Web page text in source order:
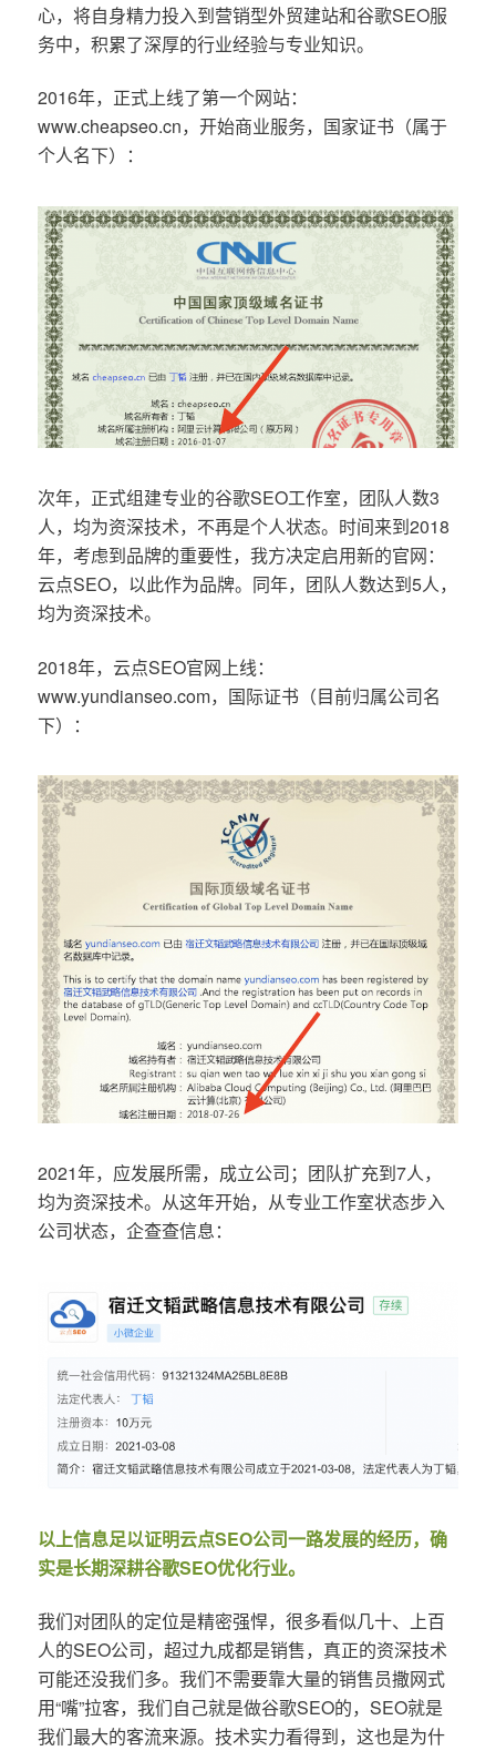
心，将自身精力投入到营销型外贸建站和谷歌SEO服
务中，积累了深厚的行业经验与专业知识。
2016年，正式上线了第一个网站：
www.cheapseo.cn，开始商业服务，国家证书（属于
个人名下）：
次年，正式组建专业的谷歌SEO工作室，团队人数3
人，均为资深技术，不再是个人状态。时间来到2018
年，考虑到品牌的重要性，我方决定启用新的官网：
云点SEO，以此作为品牌。同年，团队人数达到5人，
均为资深技术。
2018年，云点SEO官网上线：
www.yundianseo.com，国际证书（目前归属公司名
下）：
2021年，应发展所需，成立公司；团队扩充到7人，
均为资深技术。从这年开始，从专业工作室状态步入
公司状态，企查查信息：
以上信息足以证明云点SEO公司一路发展的经历，确
实是长期深耕谷歌SEO优化行业。
我们对团队的定位是精密强悍，很多看似几十、上百
人的SEO公司，超过九成都是销售，真正的资深技术
可能还没我们多。我们不需要靠大量的销售员撒网式
用“嘴”拉客，我们自己就是做谷歌SEO的，SEO就是
我们最大的客流来源。技术实力看得到，这也是为什